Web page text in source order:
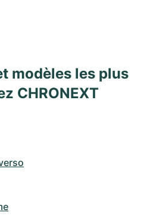
modèles les plus
CHRONEXT